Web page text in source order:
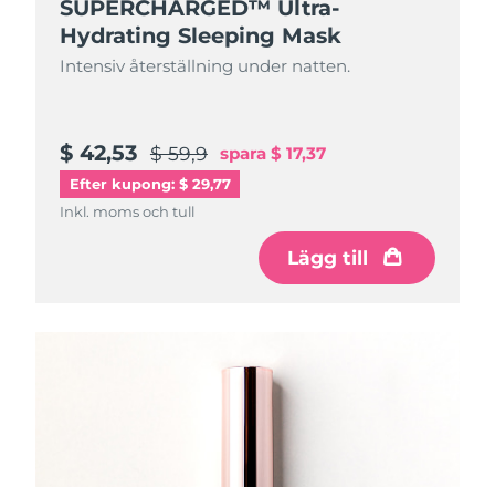
SUPERCHARGED™ Ultra-
Hydrating Sleeping Mask
Intensiv återställning under natten.
$ 42,53 $ 59,9 spara $ 17,37
Efter kupong: $ 29,77
Inkl. moms och tull
Lägg till